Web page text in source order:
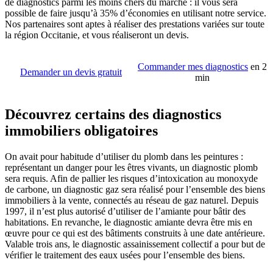
possible de faire jusqu’à 35% d’économies en utilisant notre service.
Nos partenaires sont aptes à réaliser des prestations variées sur toute
la région Occitanie, et vous réaliseront un devis.
Demander un devis gratuit
Commander mes diagnostics en 2
min
Découvrez certains des diagnostics
immobiliers obligatoires
On avait pour habitude d’utiliser du plomb dans les peintures :
représentant un danger pour les êtres vivants, un diagnostic plomb
sera requis. Afin de pallier les risques d’intoxication au monoxyde
de carbone, un diagnostic gaz sera réalisé pour l’ensemble des biens
immobiliers à la vente, connectés au réseau de gaz naturel. Depuis
1997, il n’est plus autorisé d’utiliser de l’amiante pour bâtir des
habitations. En revanche, le diagnostic amiante devra être mis en
œuvre pour ce qui est des bâtiments construits à une date antérieure.
Valable trois ans, le diagnostic assainissement collectif a pour but de
vérifier le traitement des eaux usées pour l’ensemble des biens.